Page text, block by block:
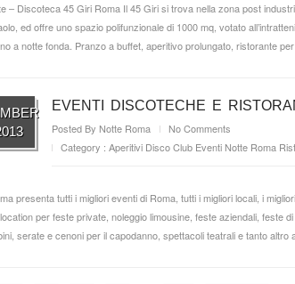
– Discoteca 45 Giri Roma Il 45 Giri si trova nella zona post
ed offre uno spazio polifunzionale di 1000 mq, votato
a notte fonda. Pranzo a buffet, aperitivo prolungato, ristorante
EVENTI DISCOTECHE E
Posted By Notte Roma
No Comments
Category : Aperitivi Disco Club Eventi Notte Roma
presenta tutti i migliori eventi di Roma, tutti i migliori locali, i
per feste private, noleggio limousine, feste aziendali, feste
serate e cenoni per il capodanno, spettacoli teatrali e tanto altro